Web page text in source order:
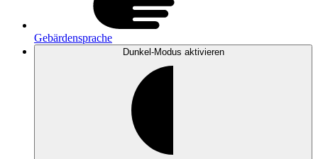
Gebärdensprache
Dunkel-Modus aktivieren